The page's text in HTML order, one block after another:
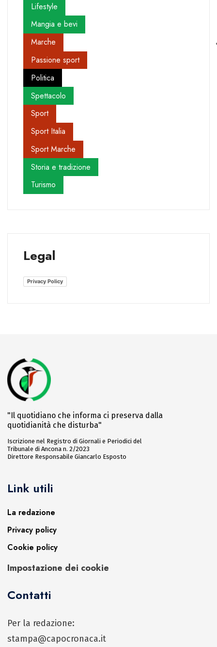
Lifestyle
Mangia e bevi
Marche
Passione sport
Politica
Spettacolo
Sport
Sport Italia
Sport Marche
Storia e tradizione
Turismo
Legal
Privacy Policy
"Il quotidiano che informa ci preserva dalla
quotidianità che disturba"
Iscrizione nel Registro di Giornali e Periodici del
Tribunale di Ancona n. 2/2023
Direttore Responsabile Giancarlo Esposto
Link utili
La redazione
Privacy policy
Cookie policy
Impostazione dei cookie
Contatti
Per la redazione:
stampa@capocronaca.it